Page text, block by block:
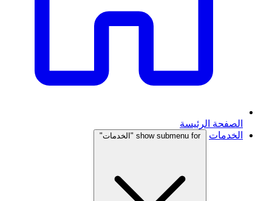
الصفحة الرئيسة
الخدمات
show submenu for "الخدمات"